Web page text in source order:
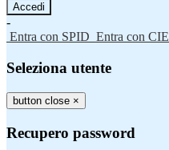
-
Entra con SPID Entra con CIE
Seleziona utente
button close ×
Recupero password